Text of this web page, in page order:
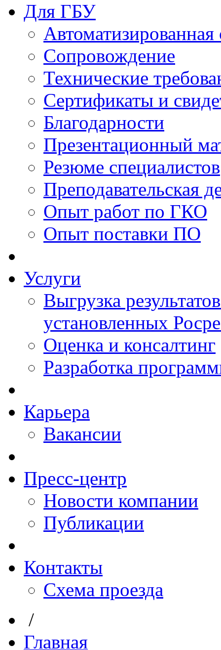
Для ГБУ
Сопровождение
Технические
Сертификаты и
Благодарности
Презентационный
Резюме специалистов
Преподавательская
Опыт работ по ГКО
Опыт поставки ПО
Услуги
Выгрузка
установленных
Оценка и консалтинг
Разработка
Карьера
Вакансии
Пресс-центр
Новости компании
Публикации
Контакты
Схема проезда
/
Главная